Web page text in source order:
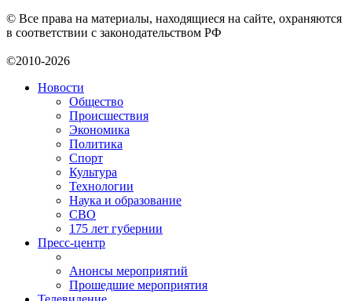
© Все права на материалы, находящиеся на сайте, охраняются
в соответствии с законодательством РФ
©2010-2026
Новости
Общество
Происшествия
Экономика
Политика
Спорт
Культура
Технологии
Наука и образование
СВО
175 лет губернии
Пресс-центр
Анонсы мероприятий
Прошедшие мероприятия